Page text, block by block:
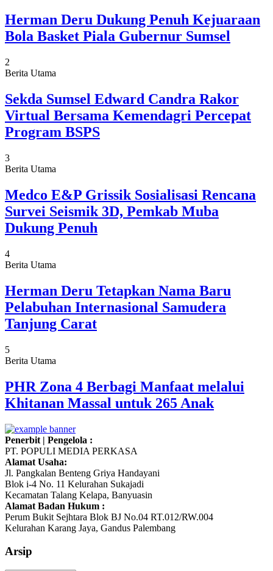
Herman Deru Dukung Penuh Kejuaraan
Bola Basket Piala Gubernur Sumsel
2
Berita Utama
Sekda Sumsel Edward Candra Rakor
Virtual Bersama Kemendagri Percepat
Program BSPS
3
Berita Utama
Medco E&P Grissik Sosialisasi Rencana
Survei Seismik 3D, Pemkab Muba
Dukung Penuh
4
Berita Utama
Herman Deru Tetapkan Nama Baru
Pelabuhan Internasional Samudera
Tanjung Carat
5
Berita Utama
PHR Zona 4 Berbagi Manfaat melalui
Khitanan Massal untuk 265 Anak
Penerbit | Pengelola :
PT. POPULI MEDIA PERKASA
Alamat Usaha:
Jl. Pangkalan Benteng Griya Handayani
Blok i-4 No. 11 Kelurahan Sukajadi
Kecamatan Talang Kelapa, Banyuasin
Alamat Badan Hukum :
Perum Bukit Sejhtara Blok BJ No.04 RT.012/RW.004
Kelurahan Karang Jaya, Gandus Palembang
Arsip